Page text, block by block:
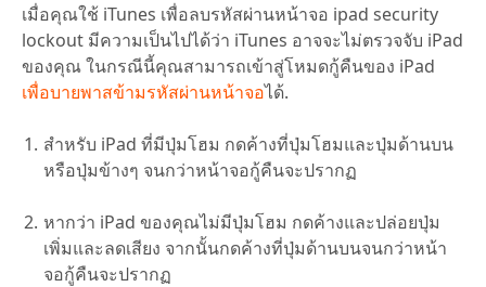
เมื่อคุณใช้ iTunes เพื่อลบรหัสผ่านหน้าจอ ipad security
lockout มีความเป็นไปได้ว่า iTunes อาจจะไม่ตรวจจับ iPad
ของคุณ ในกรณีนี้คุณสามารถเข้าสู่โหมดกู้คืนของ iPad
เพื่อบายพาสข้ามรหัสผ่านหน้าจอได้.
สำหรับ iPad ที่มีปุ่มโฮม กดค้างที่ปุ่มโฮมและปุ่มด้านบน
หรือปุ่มข้างๆ จนกว่าหน้าจอกู้คืนจะปรากฏ
หากว่า iPad ของคุณไม่มีปุ่มโฮม กดค้างและปล่อยปุ่ม
เพิ่มและลดเสียง จากนั้นกดค้างที่ปุ่มด้านบนจนกว่าหน้า
จอกู้คืนจะปรากฏ